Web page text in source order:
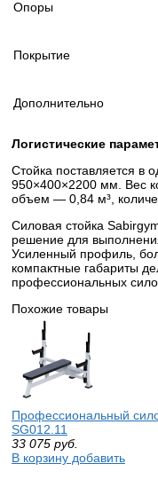
Опоры
Покрытие
Дополнительно
Логистические
Стойка поставляется в
950×400×2200 мм. Вес
объем — 0,84 м³,
Силовая стойка
решение для
Усиленный профиль,
компактные габариты
профессиональных
Похожие товары
Профессиональный
SG012.11
33 075 руб.
В корзину добавить